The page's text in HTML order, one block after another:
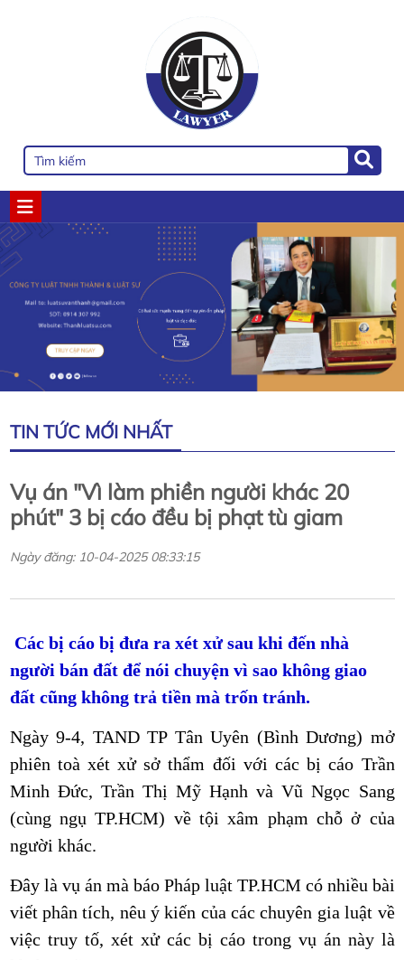
TIN TỨC MỚI NHẤT
Vụ án "Vì làm phiền người khác 20
phút" 3 bị cáo đều bị phạt tù giam
Ngày đăng: 10-04-2025 08:33:15
Các bị cáo bị đưa ra xét xử sau khi đến nhà
người bán đất để nói chuyện vì sao không giao
đất cũng không trả tiền mà trốn tránh.
Ngày 9-4, TAND TP Tân Uyên (Bình Dương) mở
phiên toà xét xử sở thẩm đối với các bị cáo Trần
Minh Đức, Trần Thị Mỹ Hạnh và Vũ Ngọc Sang
(cùng ngụ TP.HCM) về tội xâm phạm chỗ ở của
người khác.
Đây là vụ án mà báo Pháp luật TP.HCMcó nhiều bài
viết phân tích, nêu ý kiến của cácchuyên gia luật về
việc truy tố, xét xử các bị cáo trong vụ án này là